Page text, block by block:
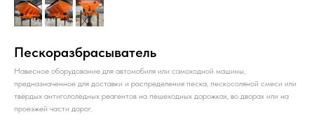
Пескоразбрасыватель
Навесное оборудование для автомобиля или самоходной машины,
предназначенное для доставки и распределения песка, пескосоляной смеси или
твёрдых антигололёдных реагентов на пешеходных дорожках, во дворах или на
проезжей части дорог.